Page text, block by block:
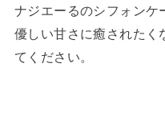
ナジエーるのシフォンケ
優しい甘さに癒されたく
てください。